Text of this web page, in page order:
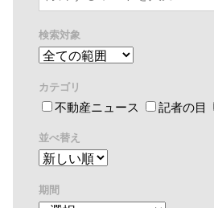
検索対象
カテゴリ
不動産ニュース 記者の目
並べ替え
期間